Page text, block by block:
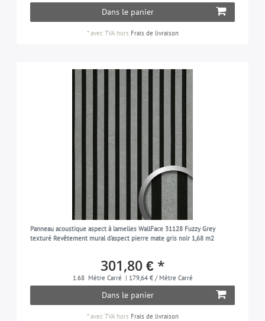
Dans le panier
*avec TVAhors Frais de livraison
Panneau acoustique aspect à lamelles WallFace 31128 Fuzzy Grey
texturé Revêtement mural d'aspect pierre mate gris noir 1,68 m2
301,80 € *
1.68 Mètre Carré | 179,64 € / Mètre Carré
Dans le panier
*avec TVAhors Frais de livraison